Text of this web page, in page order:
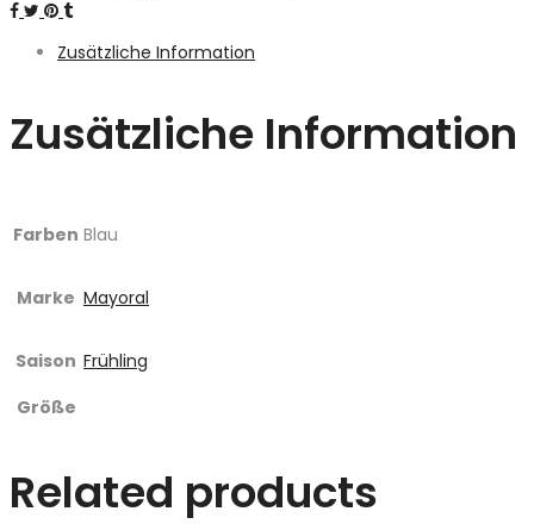
Zusätzliche Information
Zusätzliche Information
Farben Blau
Marke Mayoral
Saison Frühling
Größe
Related products